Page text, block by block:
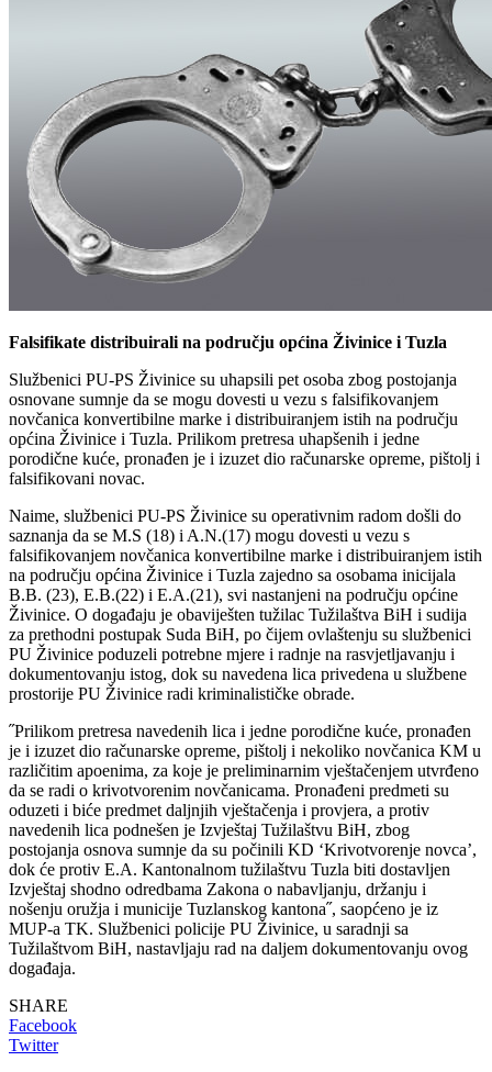
Falsifikate distribuirali na području općina Živinice i Tuzla
Službenici PU-PS Živinice su uhapsili pet osoba zbog postojanja
osnovane sumnje da se mogu dovesti u vezu s falsifikovanjem
novčanica konvertibilne marke i distribuiranjem istih na području
općina Živinice i Tuzla. Prilikom pretresa uhapšenih i jedne
porodične kuće, pronađen je i izuzet dio računarske opreme, pištolj i
falsifikovani novac.
Naime, službenici PU-PS Živinice su operativnim radom došli do
saznanja da se M.S (18) i A.N.(17) mogu dovesti u vezu s
falsifikovanjem novčanica konvertibilne marke i distribuiranjem istih
na području općina Živinice i Tuzla zajedno sa osobama inicijala
B.B. (23), E.B.(22) i E.A.(21), svi nastanjeni na području općine
Živinice. O događaju je obaviješten tužilac Tužilaštva BiH i sudija
za prethodni postupak Suda BiH, po čijem ovlaštenju su službenici
PU Živinice poduzeli potrebne mjere i radnje na rasvjetljavanju i
dokumentovanju istog, dok su navedena lica privedena u službene
prostorije PU Živinice radi kriminalističke obrade.
˝Prilikom pretresa navedenih lica i jedne porodične kuće, pronađen
je i izuzet dio računarske opreme, pištolj i nekoliko novčanica KM u
različitim apoenima, za koje je preliminarnim vještačenjem utvrđeno
da se radi o krivotvorenim novčanicama. Pronađeni predmeti su
oduzeti i biće predmet daljnjih vještačenja i provjera, a protiv
navedenih lica podnešen je Izvještaj Tužilaštvu BiH, zbog
postojanja osnova sumnje da su počinili KD ‘Krivotvorenje novca’,
dok će protiv E.A. Kantonalnom tužilaštvu Tuzla biti dostavljen
Izvještaj shodno odredbama Zakona o nabavljanju, držanju i
nošenju oružja i municije Tuzlanskog kantona˝, saopćeno je iz
MUP-a TK. Službenici policije PU Živinice, u saradnji sa
Tužilaštvom BiH, nastavljaju rad na daljem dokumentovanju ovog
događaja.
SHARE
Facebook
Twitter